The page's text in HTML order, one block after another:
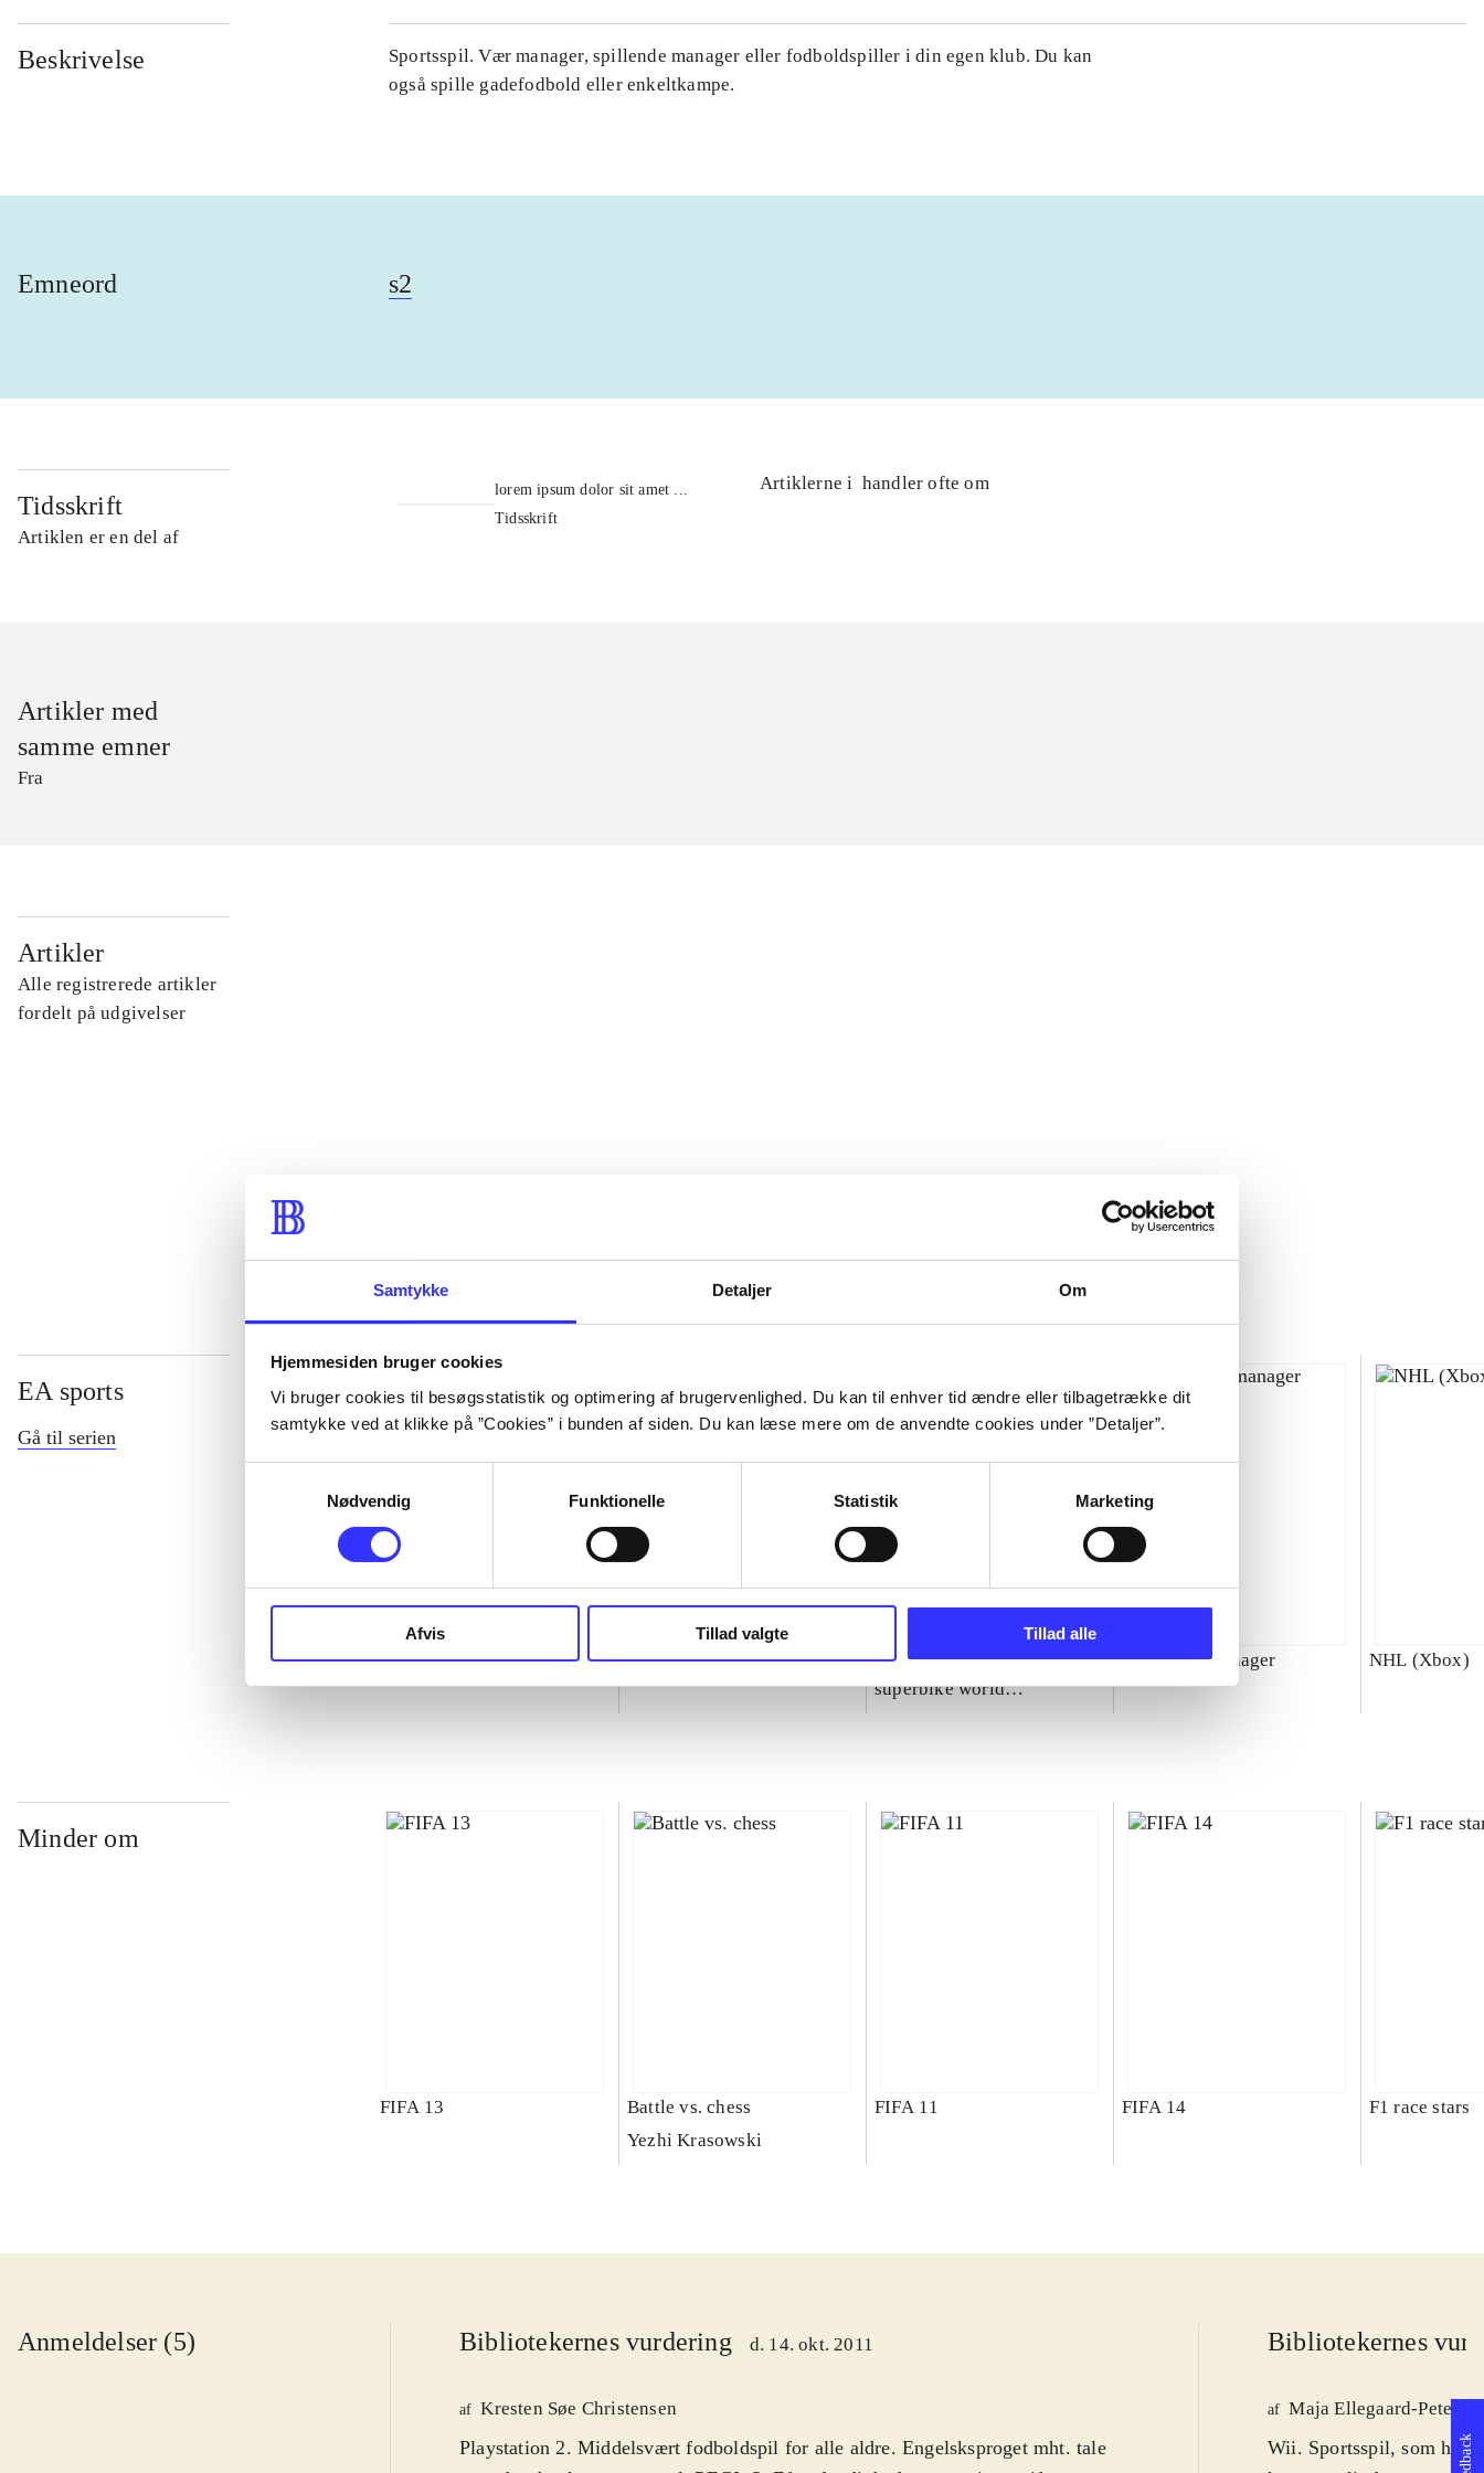
Samtykke Detaljer Om
Hjemmesiden bruger cookies
Vi bruger cookies til besøgsstatistik og optimering af brugervenlighed. Du kan til enhver tid ændre eller tilbagetrække dit
samtykke ved at klikke på ”Cookies” i bunden af siden. Du kan læse mere om de anvendte cookies under ”Detaljer”.
Nødvendig
Funktionelle Statistik Marketing
Afvis Tillad valgte Tillad alle
Beskrivelse
Sportsspil. Vær manager, spillende manager eller fodboldspiller i din egen klub. Du kan
også spille gadefodbold eller enkeltkampe.
Emneord s2
Tidsskrift
Artiklen er en del af
lorem ipsum dolor sit amet ...
Tidsskrift
Artiklerne i handler ofte om
Artikler med
samme emner
Fra
Artikler
Alle registrerede artikler
fordelt på udgivelser
EA sports
Gå til serien
NHL (Pc) NBA live (Pc)
Superbike 2000 : SBK
superbike world
Total club manager NHL (Xbox)
Minder om
FIFA 13
Battle vs. chess
Yezhi Krasowski
FIFA 11 FIFA 14 F1 race stars
Anmeldelser (5) Bibliotekernes vurdering d. 14. okt. 2011
af Kresten Søe Christensen
Playstation 2. Middelsvært fodboldspil for alle aldre. Engelsksproget mht. tale
Bibliotekernes
af Maja Ellegaard-
Wii. Sportsspil, som